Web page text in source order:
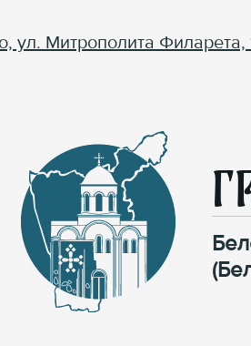
ул. Митрополита Филарета,